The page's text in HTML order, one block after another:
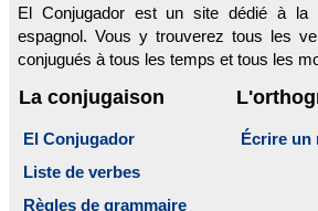
El Conjugador est un site dédié à la
espagnol. Vous y trouverez tous les
conjugués à tous les temps et tous les
La conjugaison
El Conjugador
Liste de verbes
Règles de grammaire
Écrire un